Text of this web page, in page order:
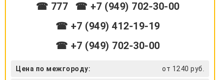
☎ 777
☎ +7 (949) 702-30-00
☎ +7 (949) 412-19-19
☎ +7 (949) 702-30-00
Цена по межгороду: от 1240 руб.